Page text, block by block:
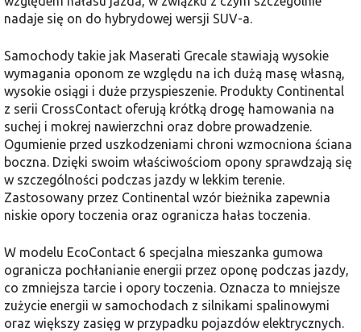
nadaje się on do hybrydowej wersji SUV-a.
Samochody takie jak Maserati Grecale stawiają wysokie
wymagania oponom ze względu na ich dużą masę własną,
wysokie osiągi i duże przyspieszenie. Produkty Continental
z serii CrossContact oferują krótką drogę hamowania na
suchej i mokrej nawierzchni oraz dobre prowadzenie.
Ogumienie przed uszkodzeniami chroni wzmocniona ściana
boczna. Dzięki swoim właściwościom opony sprawdzają się
w szczególności podczas jazdy w lekkim terenie.
Zastosowany przez Continental wzór bieżnika zapewnia
niskie opory toczenia oraz ogranicza hałas toczenia.
W modelu EcoContact 6 specjalna mieszanka gumowa
ogranicza pochłanianie energii przez oponę podczas jazdy,
co zmniejsza tarcie i opory toczenia. Oznacza to mniejsze
zużycie energii w samochodach z silnikami spalinowymi
oraz większy zasięg w przypadku pojazdów elektrycznych.